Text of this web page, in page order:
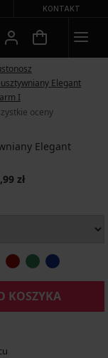
KONTAKT
Elegant
I
oceny
Elegant
zł
KOSZYKA